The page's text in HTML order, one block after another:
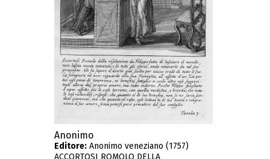
Anonimo
Editore:Anonimo veneziano (1757)